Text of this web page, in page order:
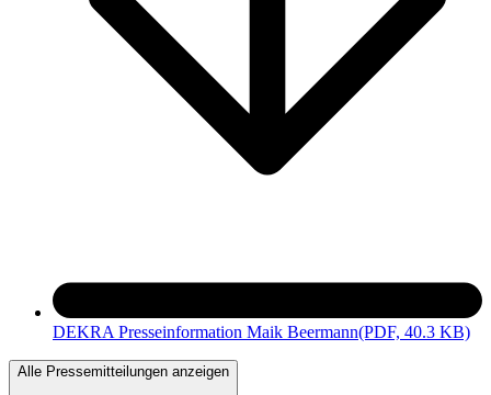
DEKRA Presseinformation Maik Beermann(PDF, 40.3 KB)
Alle Pressemitteilungen anzeigen